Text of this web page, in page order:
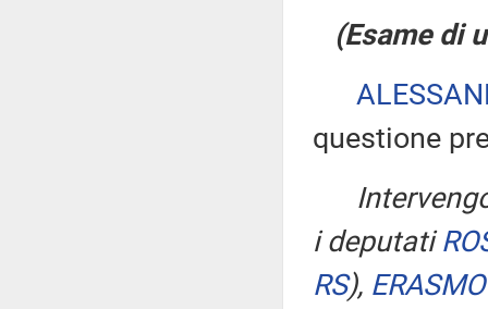
(Esame di
questione
i deputati
RS),